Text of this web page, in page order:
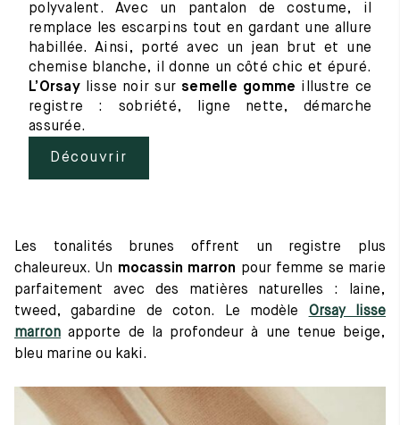
polyvalent. Avec un pantalon de costume, il
remplace les escarpins tout en gardant une allure
habillée. Ainsi, porté avec un jean brut et une
chemise blanche, il donne un côté chic et épuré.
L’Orsaylisse noir sur semelle gomme illustre ce
registre : sobriété, ligne nette, démarche
assurée.
Découvrir
Les tonalités brunes offrent un registre plus
chaleureux. Un mocassin marron pour femme se marie
parfaitement avec des matières naturelles : laine,
tweed, gabardine de coton. Le modèle Orsay lisse
marron apporte de la profondeur à une tenue beige,
bleu marine ou kaki.